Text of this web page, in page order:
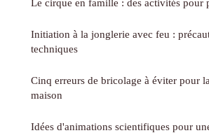
Initiation à la jonglerie avec feu :
techniques
Cinq erreurs de bricolage à éviter pour
maison
Idées d'animations scientifiques pour